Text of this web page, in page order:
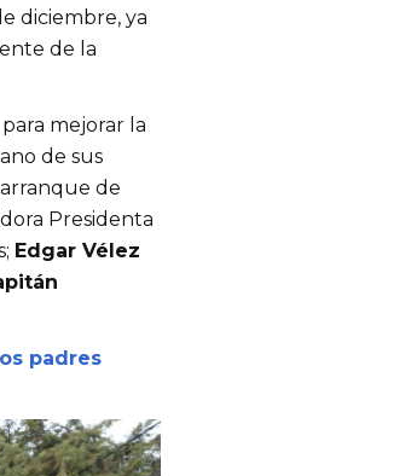
diciembre, ya
de la
mejorar la
de sus
de
Presidenta
Edgar Vélez
padres